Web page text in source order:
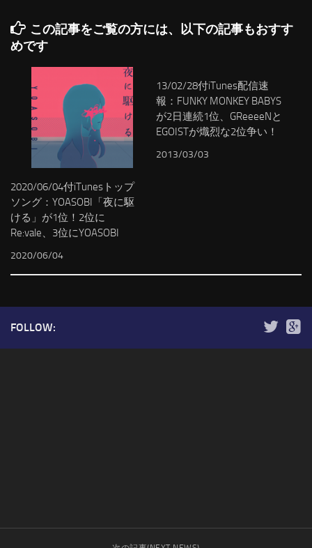
この記事をご覧の方には、以下の記事もおすす
めです
2020/06/04付iTunesトップ
ソング：YOASOBI「夜に駆
ける」が1位！2位に
Re:vale、3位にYOASOBI
2020/06/04
13/02/28付iTunes配信速
報：FUNKY MONKEY BABYS
が2日連続1位、GReeeeNと
EGOISTが熾烈な2位争い！
2013/03/03
FOLLOW: